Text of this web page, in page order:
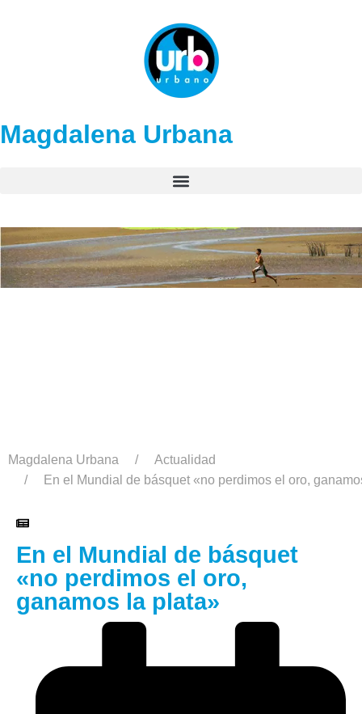
Magdalena Urbana
Magdalena Urbana
Actualidad
En el Mundial de básquet «no perdimos el oro,
En el Mundial de básquet
«no perdimos el oro,
ganamos la plata»